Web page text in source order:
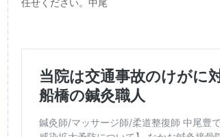
任せください。中尾